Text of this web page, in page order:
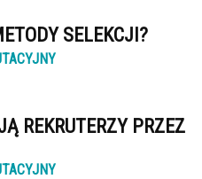
SELEKCJI?
REKRUTERZY PRZEZ